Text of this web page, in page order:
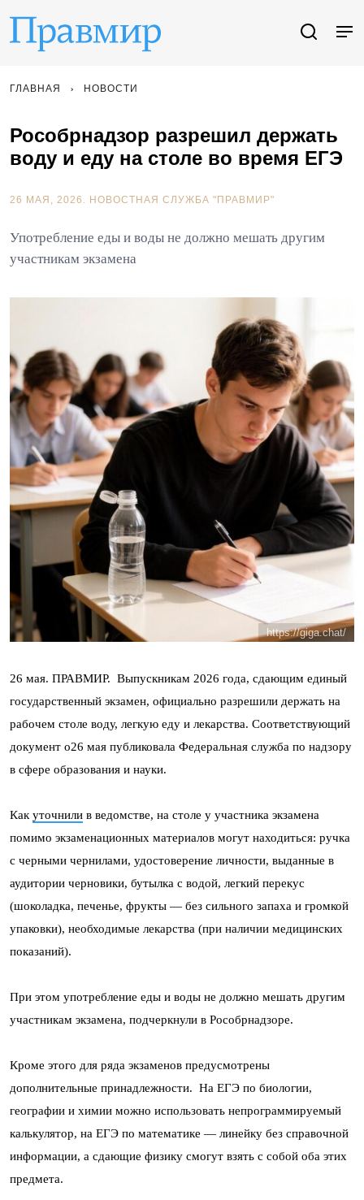
ГЛАВНАЯ НОВОСТИ
Рособрнадзор разрешил держать
воду и еду на столе во время ЕГЭ
26 МАЯ, 2026. НОВОСТНАЯ СЛУЖБА "ПРАВМИР"
Употребление еды и воды не должно мешать другим
участникам экзамена
https://giga.chat/
26 мая. ПРАВМИР. Выпускникам 2026 года, сдающим единый
государственный экзамен, официально разрешили держать на
рабочем столе воду, легкую еду и лекарства. Соответствующий
документ о26 мая публиковала Федеральная служба по надзору
в сфере образования и науки.
Как уточнили в ведомстве, на столе у участника экзамена
помимо экзаменационных материалов могут находиться: ручка
с черными чернилами, удостоверение личности, выданные в
аудитории черновики, бутылка с водой, легкий перекус
(шоколадка, печенье, фрукты — без сильного запаха и громкой
упаковки), необходимые лекарства (при наличии медицинских
показаний).
При этом употребление еды и воды не должно мешать другим
участникам экзамена, подчеркнули в Рособрнадзоре.
Кроме этого для ряда экзаменов предусмотрены
дополнительные принадлежности. На ЕГЭ по биологии,
географии и химии можно использовать непрограммируемый
калькулятор, на ЕГЭ по математике — линейку без справочной
информации, а сдающие физику смогут взять с собой оба этих
предмета.